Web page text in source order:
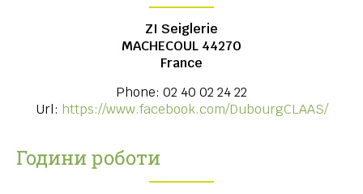
ZI Seiglerie
MACHECOUL 44270
France
Phone: 02 40 02 24 22
Url: https://www.facebook.com/DubourgCLAAS/
Години роботи